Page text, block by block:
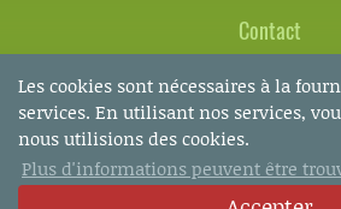
Les cookies sont nécessaires à la
services. En utilisant nos services,
nous utilisions des cookies.
Plus d'informations peuvent être
Contact
Marcella Gurtner
Bachstrasse 8
CH-8280 Kreuzlingen